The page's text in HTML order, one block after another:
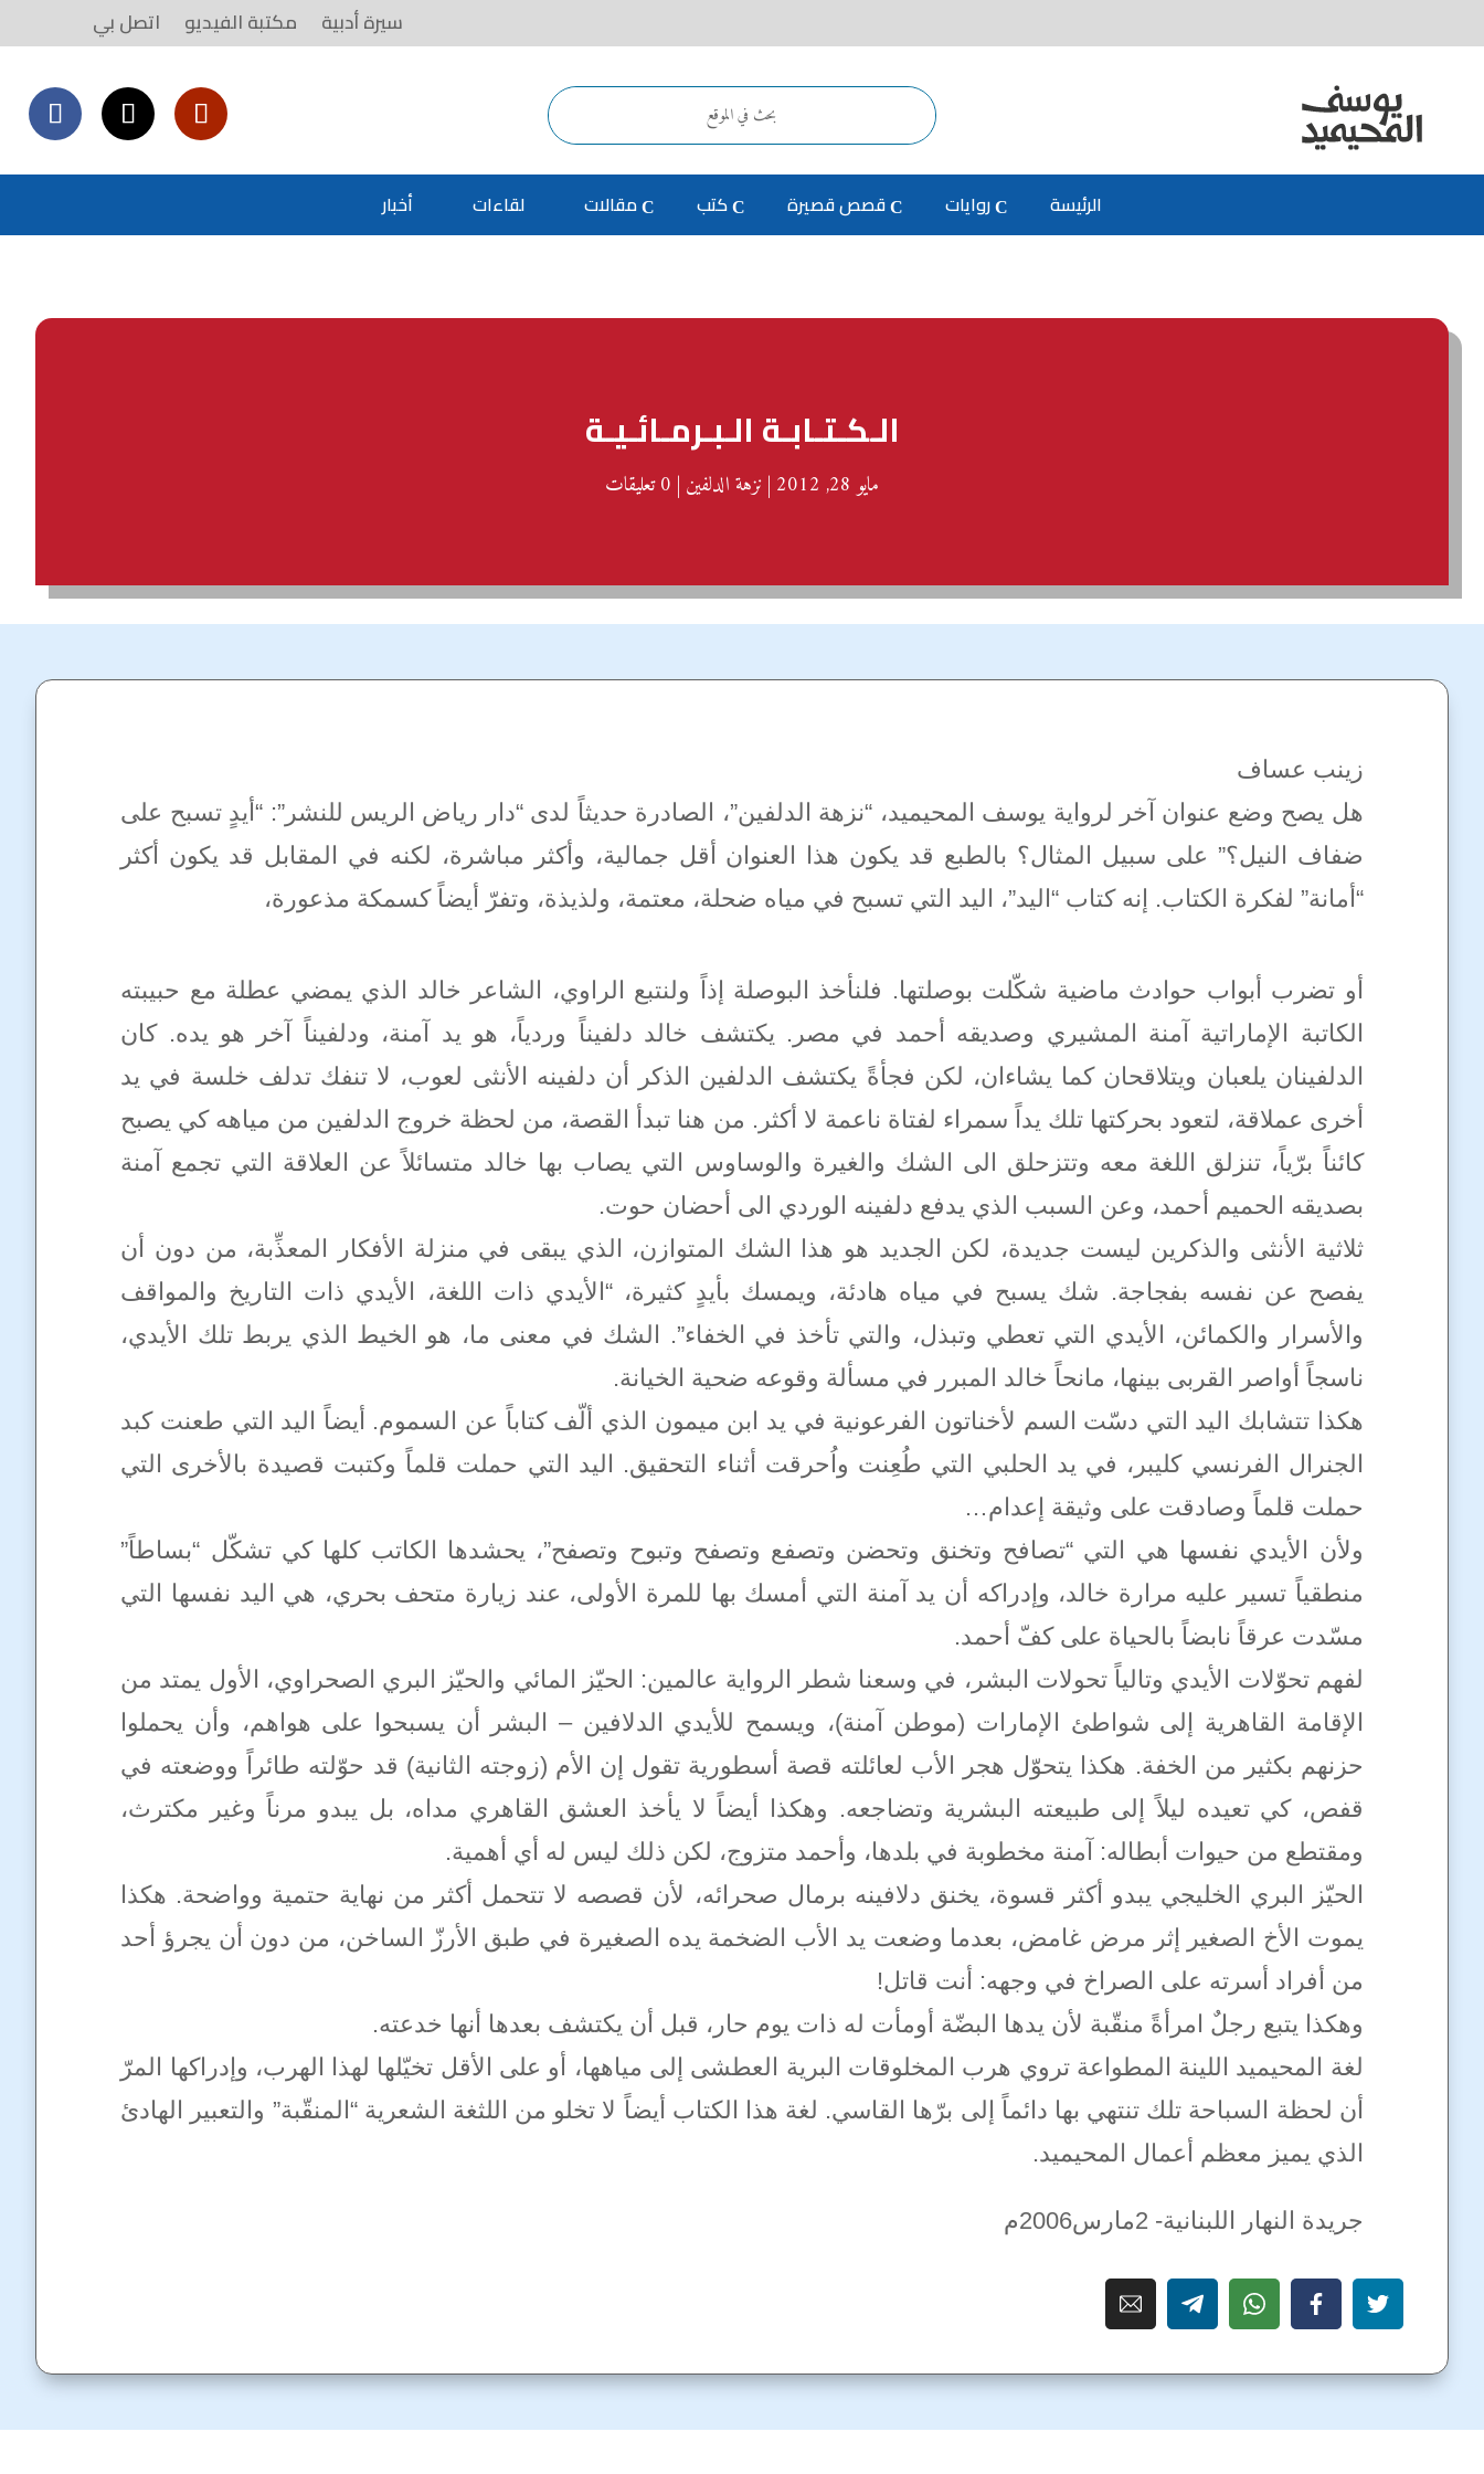
سيرة أدبية مكتبة الفيديو اتصل بي
الرئيسة روايات قصص قصيرة كتب مقالات لقاءات أخبار
الـكـتـابـة الـبـرمـائـيـة
مايو 28, 2012 |نزهة الدلفين | 0 تعليقات
زينب عساف
هل يصح وضع عنوان آخر لرواية يوسف المحيميد، “نزهة الدلفين”، الصادرة حديثاً لدى “دار رياض الريس للنشر”: “أيدٍ تسبح على
ضفاف النيل؟” على سبيل المثال؟ بالطبع قد يكون هذا العنوان أقل جمالية، وأكثر مباشرة، لكنه في المقابل قد يكون أكثر
“أمانة” لفكرة الكتاب. إنه كتاب “اليد”، اليد التي تسبح في مياه ضحلة، معتمة، ولذيذة، وتفرّ أيضاً كسمكة مذعورة،
أو تضرب أبواب حوادث ماضية شكّلت بوصلتها. فلنأخذ البوصلة إذاً ولنتبع الراوي، الشاعر خالد الذي يمضي عطلة مع حبيبته
الكاتبة الإماراتية آمنة المشيري وصديقه أحمد في مصر. يكتشف خالد دلفيناً وردياً، هو يد آمنة، ودلفيناً آخر هو يده. كان
الدلفينان يلعبان ويتلاقحان كما يشاءان، لكن فجأةً يكتشف الدلفين الذكر أن دلفينه الأنثى لعوب، لا تنفك تدلف خلسة في يد
أخرى عملاقة، لتعود بحركتها تلك يداً سمراء لفتاة ناعمة لا أكثر. من هنا تبدأ القصة، من لحظة خروج الدلفين من مياهه كي يصبح
كائناً برّياً، تنزلق اللغة معه وتتزحلق الى الشك والغيرة والوساوس التي يصاب بها خالد متسائلاً عن العلاقة التي تجمع آمنة
بصديقه الحميم أحمد، وعن السبب الذي يدفع دلفينه الوردي الى أحضان حوت.
ثلاثية الأنثى والذكرين ليست جديدة، لكن الجديد هو هذا الشك المتوازن، الذي يبقى في منزلة الأفكار المعذِّبة، من دون أن
يفصح عن نفسه بفجاجة. شك يسبح في مياه هادئة، ويمسك بأيدٍ كثيرة، “الأيدي ذات اللغة، الأيدي ذات التاريخ والمواقف
والأسرار والكمائن، الأيدي التي تعطي وتبذل، والتي تأخذ في الخفاء”. الشك في معنى ما، هو الخيط الذي يربط تلك الأيدي،
ناسجاً أواصر القربى بينها، مانحاً خالد المبرر في مسألة وقوعه ضحية الخيانة.
هكذا تتشابك اليد التي دسّت السم لأخناتون الفرعونية في يد ابن ميمون الذي ألّف كتاباً عن السموم. أيضاً اليد التي طعنت كبد
الجنرال الفرنسي كليبر، في يد الحلبي التي طُعِنت واُحرقت أثناء التحقيق. اليد التي حملت قلماً وكتبت قصيدة بالأخرى التي
حملت قلماً وصادقت على وثيقة إعدام…
ولأن الأيدي نفسها هي التي “تصافح وتخنق وتحضن وتصفع وتصفح وتبوح وتصفح”، يحشدها الكاتب كلها كي تشكّل “بساطاً”
منطقياً تسير عليه مرارة خالد، وإدراكه أن يد آمنة التي أمسك بها للمرة الأولى، عند زيارة متحف بحري، هي اليد نفسها التي
مسّدت عرقاً نابضاً بالحياة على كفّ أحمد.
لفهم تحوّلات الأيدي وتالياً تحولات البشر، في وسعنا شطر الرواية عالمين: الحيّز المائي والحيّز البري الصحراوي، الأول يمتد من
الإقامة القاهرية إلى شواطئ الإمارات (موطن آمنة)، ويسمح للأيدي الدلافين – البشر أن يسبحوا على هواهم، وأن يحملوا
حزنهم بكثير من الخفة. هكذا يتحوّل هجر الأب لعائلته قصة أسطورية تقول إن الأم (زوجته الثانية) قد حوّلته طائراً ووضعته في
قفص، كي تعيده ليلاً إلى طبيعته البشرية وتضاجعه. وهكذا أيضاً لا يأخذ العشق القاهري مداه، بل يبدو مرناً وغير مكترث،
ومقتطع من حيوات أبطاله: آمنة مخطوبة في بلدها، وأحمد متزوج، لكن ذلك ليس له أي أهمية.
الحيّز البري الخليجي يبدو أكثر قسوة، يخنق دلافينه برمال صحرائه، لأن قصصه لا تتحمل أكثر من نهاية حتمية وواضحة. هكذا
يموت الأخ الصغير إثر مرض غامض، بعدما وضعت يد الأب الضخمة يده الصغيرة في طبق الأرزّ الساخن، من دون أن يجرؤ أحد
من أفراد أسرته على الصراخ في وجهه: أنت قاتل!
وهكذا يتبع رجلٌ امرأةً منقّبة لأن يدها البضّة أومأت له ذات يوم حار، قبل أن يكتشف بعدها أنها خدعته.
لغة المحيميد اللينة المطواعة تروي هرب المخلوقات البرية العطشى إلى مياهها، أو على الأقل تخيّلها لهذا الهرب، وإدراكها المرّ
أن لحظة السباحة تلك تنتهي بها دائماً إلى برّها القاسي. لغة هذا الكتاب أيضاً لا تخلو من اللثغة الشعرية “المنقّبة” والتعبير الهادئ
الذي يميز معظم أعمال المحيميد.
جريدة النهار اللبنانية- 2مارس2006م